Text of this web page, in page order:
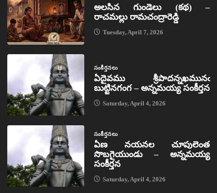
అలసిన గుండెలు (కథ) –
రాచమల్లు రామచంద్రారెడ్డి
Tuesday, April 7, 2026
సంకీర్తనలు
ఏదైవము శ్రీపాదన్నఖమునఁ
బుట్టినగంగ – అన్నమయ్య సంకీర్తన
Saturday, April 4, 2026
సంకీర్తనలు
ఏణ నయనల చూపులెంత
సొబగైయుండు – అన్నమయ్య
సంకీర్తన
Saturday, April 4, 2026